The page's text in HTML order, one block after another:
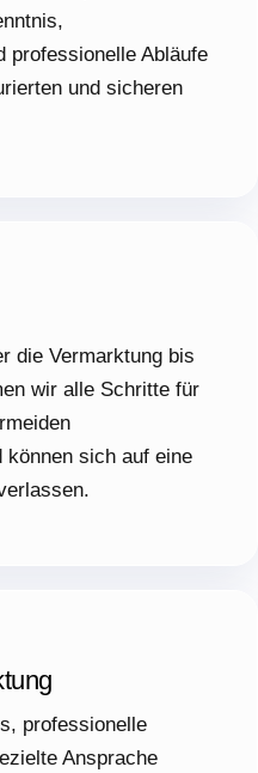
professionelle Abläufe
und sicheren
die Vermarktung bis
wir alle Schritte für
können sich auf eine
professionelle
Ansprache